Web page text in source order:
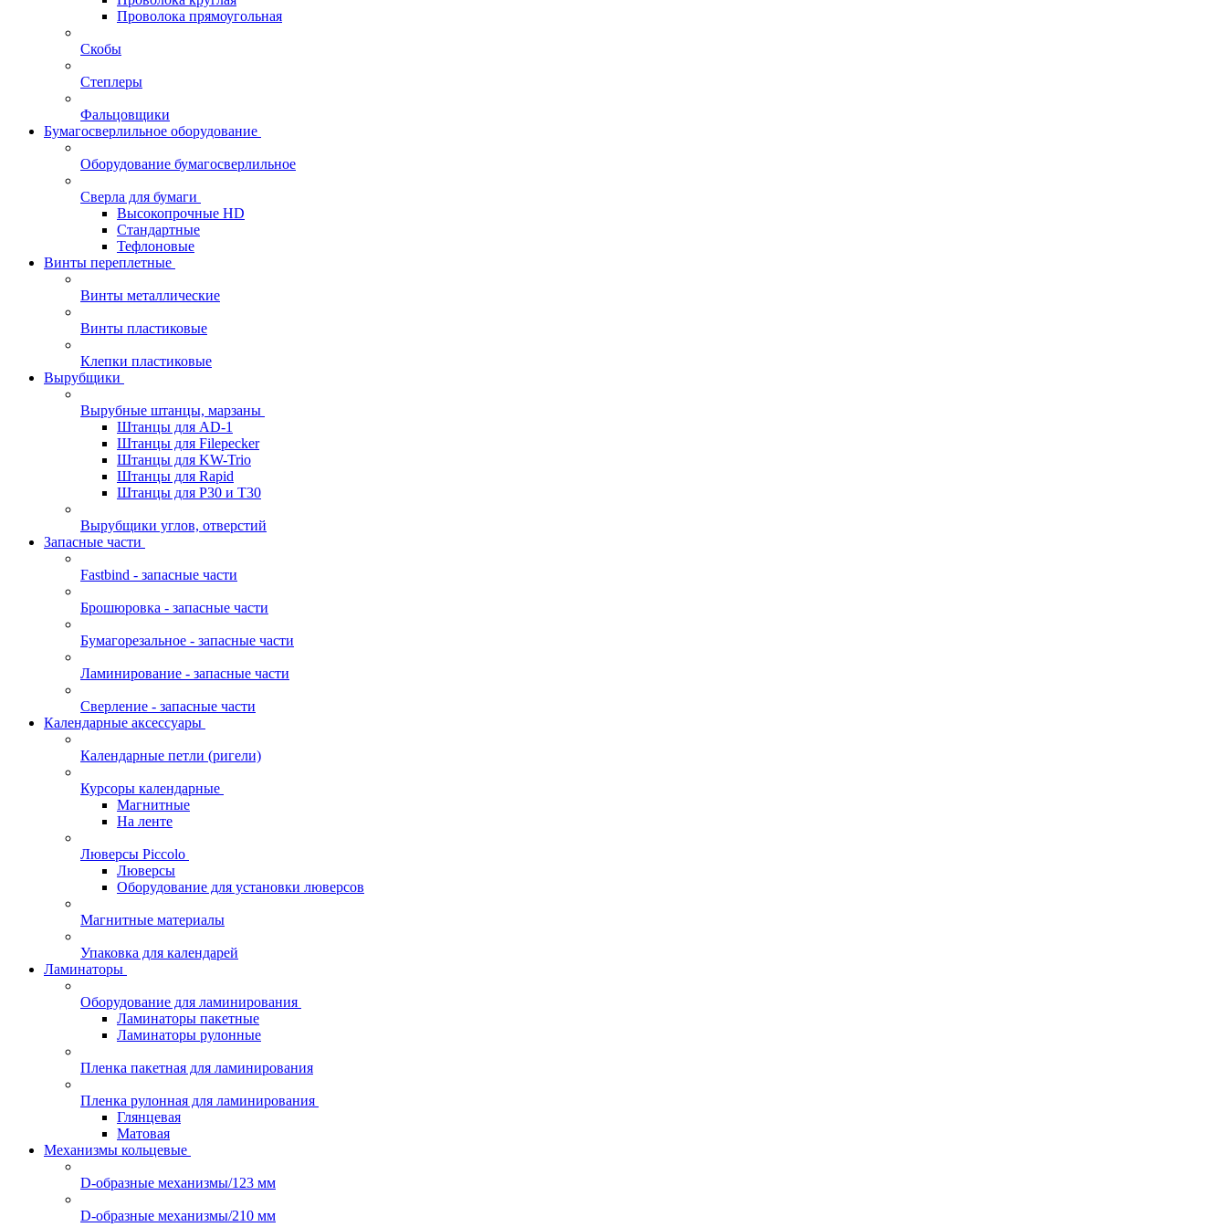
Проволока прямоугольная
Скобы
Степлеры
Фальцовщики
Бумагосверлильное оборудование
Оборудование бумагосверлильное
Сверла для бумаги
Высокопрочные HD
Стандартные
Тефлоновые
Винты переплетные
Винты металлические
Винты пластиковые
Клепки пластиковые
Вырубщики
Вырубные штанцы, марзаны
Штанцы для AD-1
Штанцы для Filepecker
Штанцы для KW-Trio
Штанцы для Rapid
Штанцы для Р30 и Т30
Вырубщики углов, отверстий
Запасные части
Fastbind - запасные части
Брошюровка - запасные части
Бумагорезальное - запасные части
Ламинирование - запасные части
Сверление - запасные части
Календарные аксессуары
Календарные петли (ригели)
Курсоры календарные
Магнитные
На ленте
Люверсы Piccolo
Люверсы
Оборудование для установки люверсов
Магнитные материалы
Упаковка для календарей
Ламинаторы
Оборудование для ламинирования
Ламинаторы пакетные
Ламинаторы рулонные
Пленка пакетная для ламинирования
Пленка рулонная для ламинирования
Глянцевая
Матовая
Механизмы кольцевые
D-образные механизмы/123 мм
D-образные механизмы/210 мм